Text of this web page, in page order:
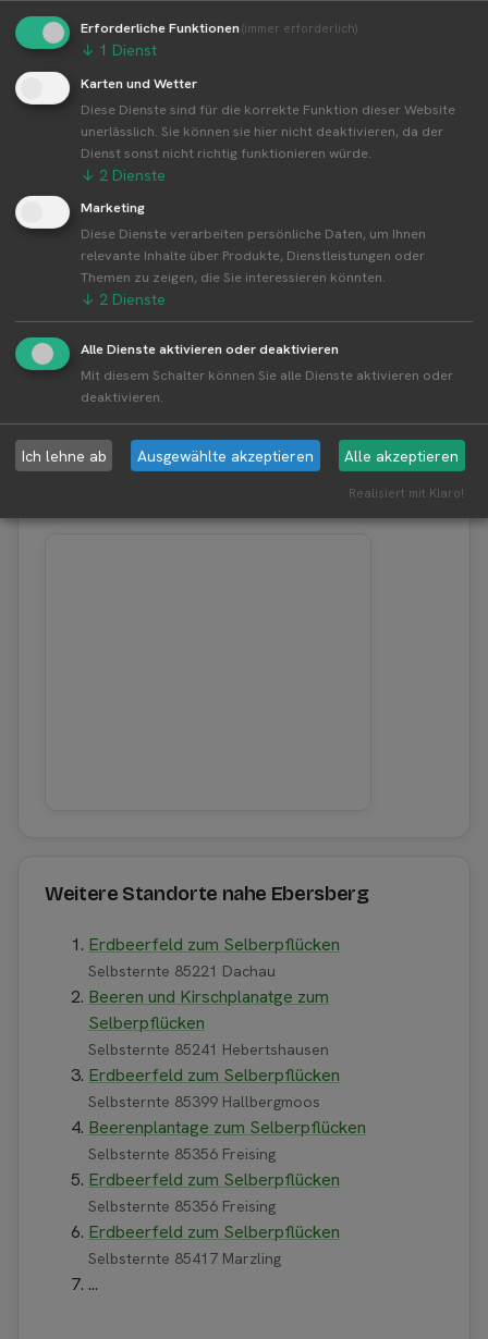
Weitere Standorte von Erdbeer LANG
Erdbeer LANG betreibt 56 Standorte
Alle Standorte von Erdbeer LANG↗
Firmensitz von Erdbeer LANG in einer Karte und
als Liste amzeigen.
Aktuelle Infos zur Region 85560
Ebersberg
Erntewetter für Ebersberg
Aktuelles Wetter in der Umgebung von Ebersberg
Weitere Standorte nahe Ebersberg
Erdbeerfeld zum Selberpflücken
Selbsternte 85221 Dachau
Beeren und Kirschplanatge zum
Selberpflücken
Selbsternte 85241 Hebertshausen
Erdbeerfeld zum Selberpflücken
Selbsternte 85399 Hallbergmoos
Beerenplantage zum Selberpflücken
Selbsternte 85356 Freising
Erdbeerfeld zum Selberpflücken
Selbsternte 85356 Freising
Erdbeerfeld zum Selberpflücken
Selbsternte 85417 Marzling
...
Erforderliche Funktionen(immer erforderlich)
↓ 1 Dienst
Karten und Wetter
Diese Dienste sind für die korrekte Funktion dieser Website
unerlässlich. Sie können sie hier nicht deaktivieren, da der
Dienst sonst nicht richtig funktionieren würde.
↓ 2 Dienste
Marketing
Diese Dienste verarbeiten persönliche Daten, um Ihnen
relevante Inhalte über Produkte, Dienstleistungen oder
Themen zu zeigen, die Sie interessieren könnten.
↓ 2 Dienste
Alle Dienste aktivieren oder deaktivieren
Mit diesem Schalter können Sie alle Dienste aktivieren oder
deaktivieren.
Ich lehne ab Ausgewählte akzeptieren Alle akzeptieren
Realisiert mit Klaro!